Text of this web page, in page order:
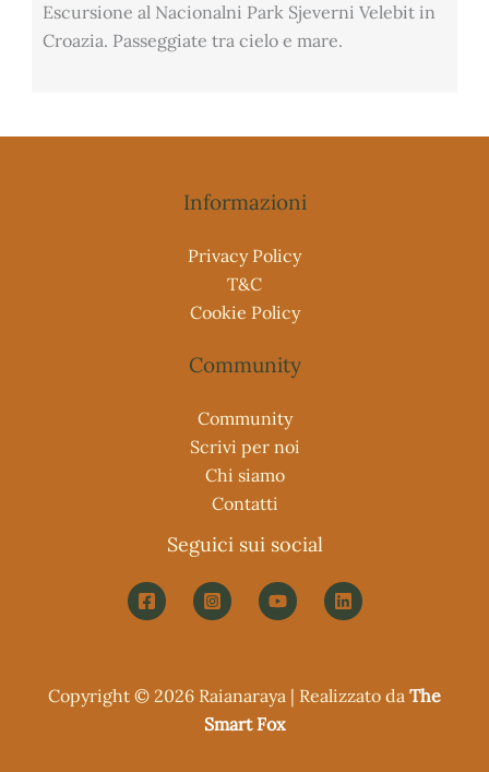
Escursione al Nacionalni Park Sjeverni Velebit in
Croazia. Passeggiate tra cielo e mare.
Informazioni
Privacy Policy
T&C
Cookie Policy
Community
Community
Scrivi per noi
Chi siamo
Contatti
Seguici sui social
Copyright © 2026 Raianaraya | Realizzato da The
Smart Fox